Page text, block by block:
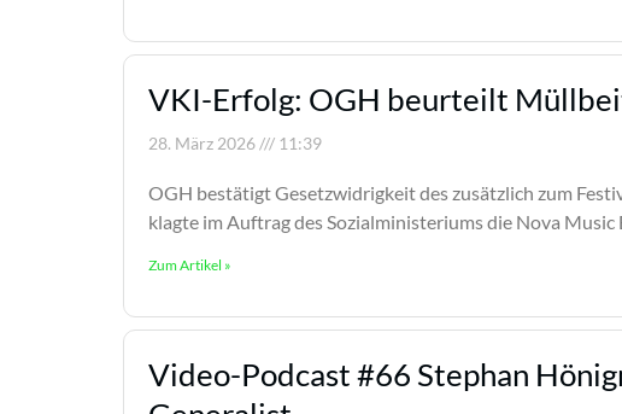
VKI-Erfolg: OGH beurteilt
28. März 2026 11:39
OGH bestätigt Gesetzwidrigkeit des zusätzlich zum
klagte im Auftrag des Sozialministeriums die Nova
Zum Artikel »
Video-Podcast #66 Stephan